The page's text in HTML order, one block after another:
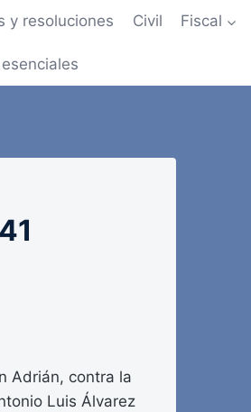
y resoluciones Civil Fiscal
Adrián, contra la
Luis Álvarez